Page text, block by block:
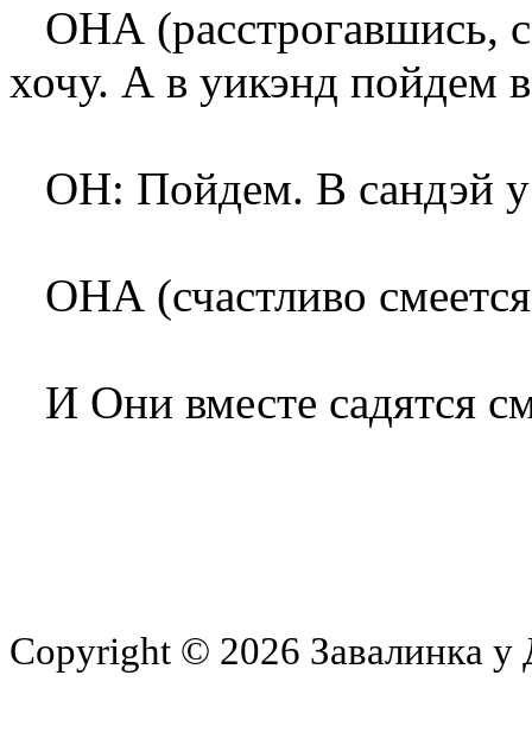
ОНА (расстрогавшись,
хочу. А в уикэнд пойдем
ОН: Пойдем. В сандэй
ОНА (счастливо
И Они вместе садятся
Copyright © 2026 Завалинка